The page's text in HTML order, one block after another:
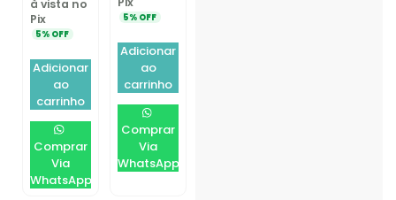
à vista no
Pix
5% OFF
Adicionar
ao
carrinho
Comprar
Via
WhatsApp
5% OFF
Adicionar
ao
carrinho
Comprar
Via
WhatsApp